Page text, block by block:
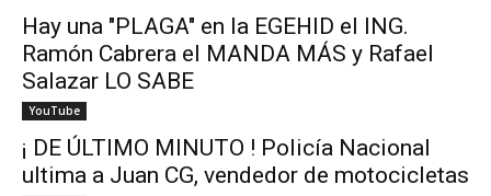
Hay una "PLAGA" en la EGEHID el ING.
Ramón Cabrera el MANDA MÁS y Rafael
Salazar LO SABE
YouTube
¡ DE ÚLTIMO MINUTO ! Policía Nacional
ultima a Juan CG, vendedor de motocicletas